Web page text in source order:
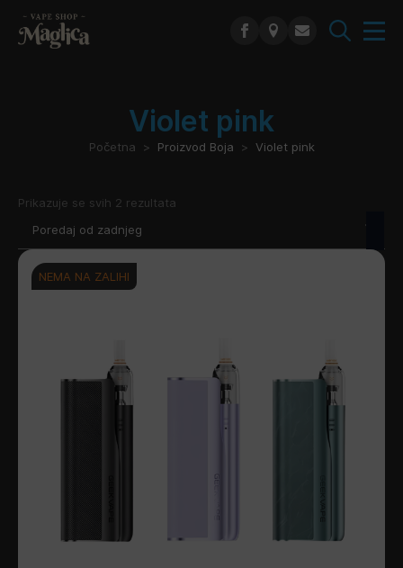
Violet pink
Početna Proizvod Boja Violet pink
Prikazuje se svih 2 rezultata
NEMA NA ZALIHI